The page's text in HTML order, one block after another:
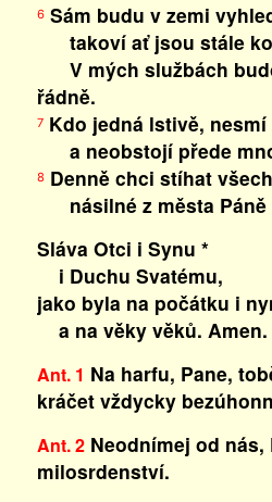
6Sám budu v zemi
takoví ať jsou stále
V mých službách
řádně.
7Kdo jedná lstivě, nesmí
a neobstojí přede
8 Denně chci stíhat
násilné z města Páně
Sláva Otci i Synu *
i Duchu Svatému,
jako byla na počátku i
a na věky věků. Amen.
Ant. 1 Na harfu, Pane,
kráčet vždycky
Ant. 2Neodnímej od nás,
milosrdenství.